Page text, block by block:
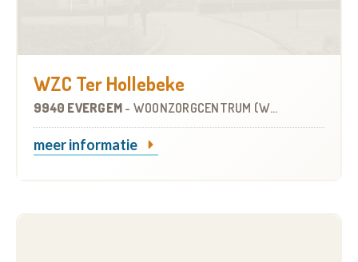
WZC Ter Hollebeke
9940 EVERGEM - WOONZORGCENTRUM (WZC)
meer informatie